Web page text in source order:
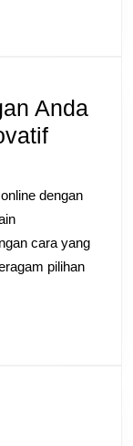
Anda
dengan
cara yang
pilihan